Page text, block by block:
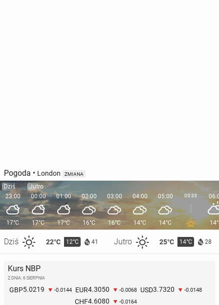
Pogoda • London ZMIANA
Dziś
23:00
17°C
Dziś 22°C 12°C 41 Jutro 25°C 14°C 28
Jutro
00:00
17°C
01:00
17°C
02:00
16°C
03:00
16°C
04:00
14°C
05:00
14°C
05:33
Kurs NBP
Z DNIA: 6 SIERPNIA
GBP5.0219 -0.0144 EUR4.3050 -0.0068 USD3.7320 -0.0148
CHF4.6080 -0.0164